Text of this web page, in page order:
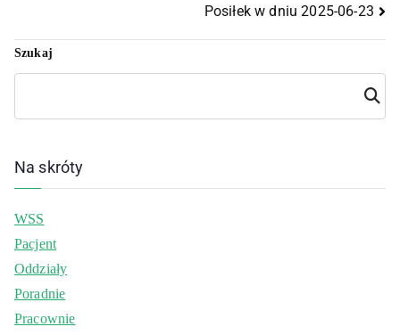
Posiłek w dniu 2025-06-23
Szukaj
Szuka
j
Na skróty
WSS
Pacjent
Oddziały
Poradnie
Pracownie